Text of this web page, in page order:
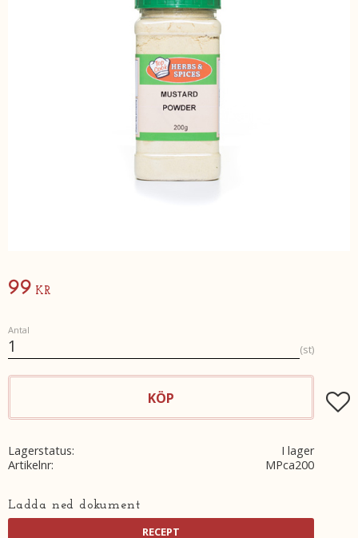
99 KR
Antal
st
KÖP
Lagerstatus
I lager
Artikelnr
MPca200
Ladda ned dokument